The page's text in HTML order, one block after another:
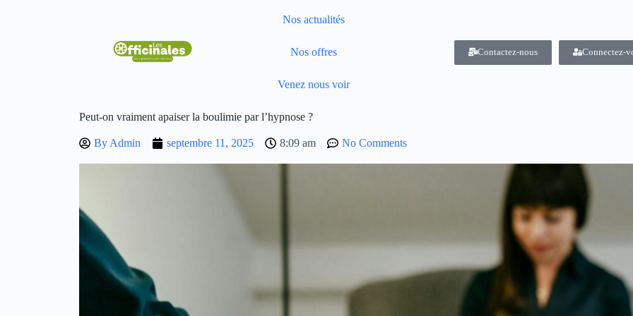
Nos actualités
Nos offres
Venez nous voir
Contactez-nous Connectez-
Peut-on vraiment apaiser la boulimie par l’hypnose ?
By Admin septembre 11, 2025 8:09 am No Comments